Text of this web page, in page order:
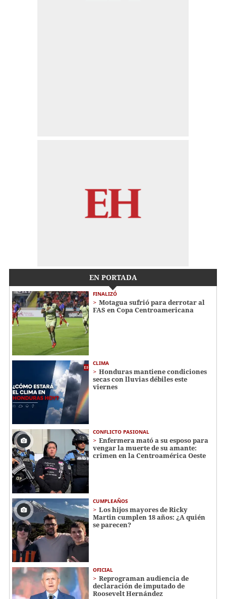
EN PORTADA
FINALIZÓ
Motagua sufrió para derrotar al
FAS en Copa Centroamericana
CLIMA
Honduras mantiene condiciones
secas con lluvias débiles este
viernes
CONFLICTO PASIONAL
Enfermera mató a su esposo para
vengar la muerte de su amante:
crimen en la Centroamérica Oeste
CUMPLEAÑOS
Los hijos mayores de Ricky
Martin cumplen 18 años: ¿A quién
se parecen?
OFICIAL
Reprograman audiencia de
declaración de imputado de
Roosevelt Hernández